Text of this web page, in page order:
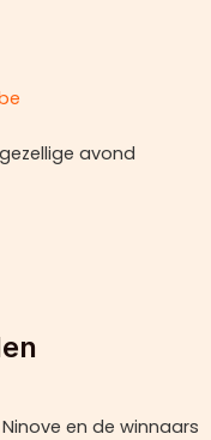
avond
en de winnaars